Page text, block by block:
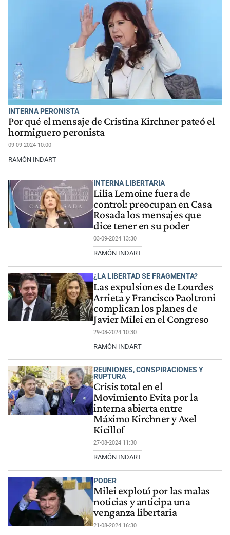
INTERNA PERONISTA
Por qué el mensaje de Cristina Kirchner pateó el
hormiguero peronista
09-09-2024 10:00
RAMÓN INDART
INTERNA LIBERTARIA
Lilia Lemoine fuera de
control: preocupan en Casa
Rosada los mensajes que
dice tener en su poder
03-09-2024 13:30
RAMÓN INDART
¿LA LIBERTAD SE FRAGMENTA?
Las expulsiones de Lourdes
Arrieta y Francisco Paoltroni
complican los planes de
Javier Milei en el Congreso
29-08-2024 10:30
RAMÓN INDART
REUNIONES, CONSPIRACIONES Y
RUPTURA
Crisis total en el
Movimiento Evita por la
interna abierta entre
Máximo Kirchner y Axel
Kicillof
27-08-2024 11:30
RAMÓN INDART
PODER
Milei explotó por las malas
noticias y anticipa una
venganza libertaria
21-08-2024 16:30